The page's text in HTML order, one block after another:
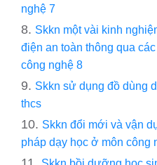
nghệ 7
Skkn một vài kinh
điện an toàn thông qua
công nghệ 8
Skkn sử dụng đồ dùng
thcs
Skkn đổi mới và vận
pháp dạy học ở môn công